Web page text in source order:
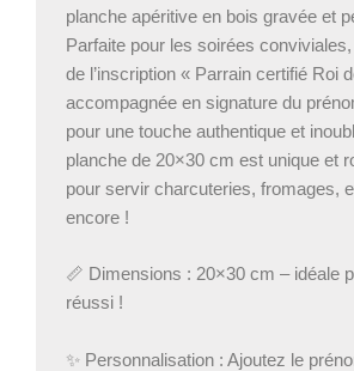
planche apéritive en bois gravée et
Parfaite pour les soirées
de l’inscription « Parrain certifié Roi
accompagnée en signature du
pour une touche authentique et
planche de 20×30 cm est unique et
pour servir charcuteries, fromages,
encore !
📏 Dimensions : 20×30 cm – idéale
réussi !
✨ Personnalisation : Ajoutez le